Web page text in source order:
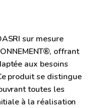
sur mesure
offrant
aux besoins
produit se distingue
toutes les
à la réalisation